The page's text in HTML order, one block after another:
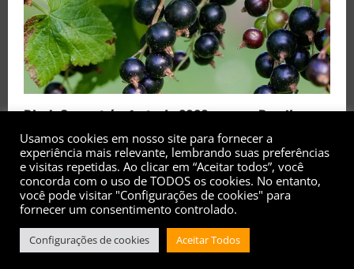
Black Currant é a fruta de 2026 rara no Brasil
Redação MC 0
Copyright© 2017 - 2026 - Todos os direitos
Usamos cookies em nosso site para fornecer a
experiência mais relevante, lembrando suas preferências
e visitas repetidas. Ao clicar em “Aceitar todos”, você
concorda com o uso de TODOS os cookies. No entanto,
você pode visitar "Configurações de cookies" para
fornecer um consentimento controlado.
Configurações de cookies Aceitar Todos